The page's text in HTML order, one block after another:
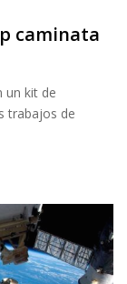
caminata
un kit de
trabajos de